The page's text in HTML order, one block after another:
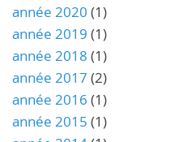
année 2020 (1)
année 2019 (1)
année 2018 (1)
année 2017 (2)
année 2016 (1)
année 2015 (1)